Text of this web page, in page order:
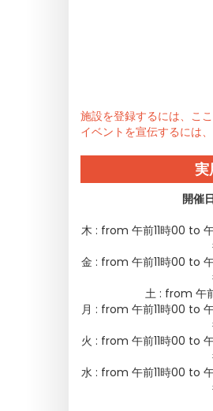
施設を登録するには、こ
イベントを宣伝するには
実
開催
木 : from 午前11時00 to
金 : from 午前11時00 to
土 : from 午
月 : from 午前11時00 to
火 : from 午前11時00 to
水 : from 午前11時00 to